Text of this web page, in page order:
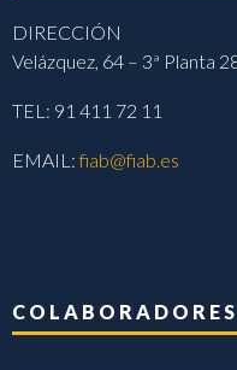
DIRECCIÓN
Velázquez, 64 – 3ª Planta
TEL: 91 411 72 11
EMAIL:fiab@fiab.es
COLABORADORES